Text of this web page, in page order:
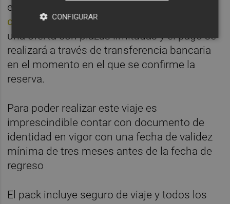
electrónico a
comercial@valenciabasket.com
una oferta con plazas limitadas y el pago se
realizará a través de transferencia bancaria
en el momento en el que se confirme la
reserva.
Para poder realizar este viaje es
imprescindible contar con documento de
identidad en vigor con una fecha de validez
mínima de tres meses antes de la fecha de
regreso
El pack incluye seguro de viaje y todos los
CONFIGURAR